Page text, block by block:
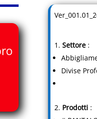
Settore:
Divise
Prodotti :